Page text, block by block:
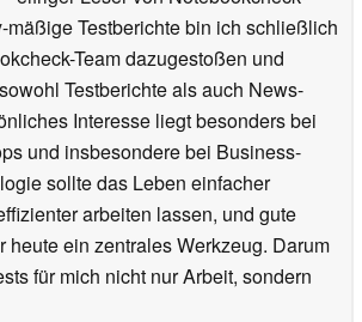
mäßige Testberichte bin ich schließlich
Team dazugestoßen und
Testberichte als auch News-
Interesse liegt besonders bei
und insbesondere bei Business-
sollte das Leben einfacher
arbeiten lassen, und gute
heute ein zentrales Werkzeug. Darum
für mich nicht nur Arbeit, sondern